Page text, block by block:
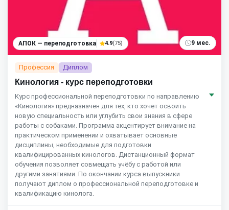
АПОК — переподготовка 4.9(75) 9 мес.
Профессия Диплом
Кинология - курс переподготовки
Курс профессиональной переподготовки по направлению
«Кинология» предназначен для тех, кто хочет освоить
новую специальность или углубить свои знания в сфере
работы с собаками. Программа акцентирует внимание на
практическом применении и охватывает основные
дисциплины, необходимые для подготовки
квалифицированных кинологов. Дистанционный формат
обучения позволяет совмещать учёбу с работой или
другими занятиями. По окончании курса выпускники
получают диплом о профессиональной переподготовке и
квалификацию кинолога.